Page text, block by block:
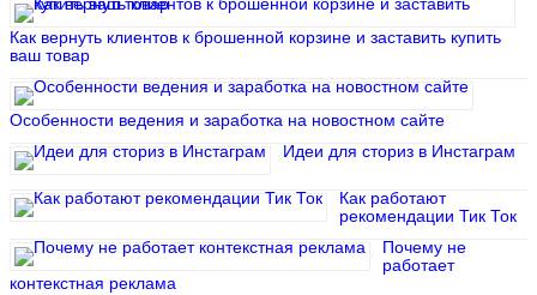
Как вернуть клиентов к брошенной корзине и заставить купить
ваш товар
Особенности ведения и заработка на новостном сайте
Идеи для сториз в Инстаграм
Как работают
рекомендации Тик Ток
Почему не
работает
контекстная реклама